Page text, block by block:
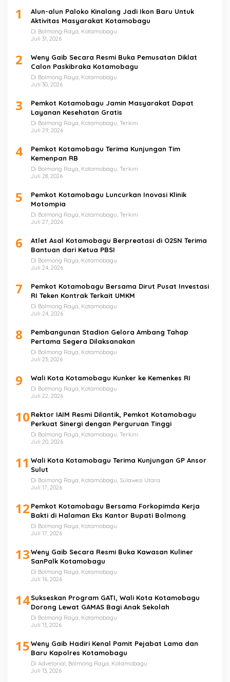
1
Alun-alun Paloko Kinalang Jadi Ikon Baru Untuk
Aktivitas Masyarakat Kotamobagu
Di Bolmong Raya, Kotamobagu
Juli 31, 2026
2
Weny Gaib Secara Resmi Buka Pemusatan Diklat
Calon Paskibraka Kotamobagu
Di Bolmong Raya, Kotamobagu
Juli 30, 2026
3
Pemkot Kotamobagu Jamin Masyarakat Dapat
Layanan Kesehatan Gratis
Di Bolmong Raya, Kotamobagu, Terkini
Juli 29, 2026
4
Pemkot Kotamobagu Terima Kunjungan Tim
Kemenpan RB
Di Bolmong Raya, Kotamobagu, Terkini
Juli 28, 2026
5
Pemkot Kotamobagu Luncurkan Inovasi Klinik
Motompia
Di Bolmong Raya, Kotamobagu, Terkini
Juli 27, 2026
6
Atlet Asal Kotamobagu Berpreatasi di O2SN Terima
Bantuan dari Ketua PBSI
Di Bolmong Raya, Kotamobagu
Juli 24, 2026
7
Pemkot Kotamobagu Bersama Dirut Pusat Investasi
RI Teken Kontrak Terkait UMKM
Di Bolmong Raya, Kotamobagu
Juli 24, 2026
8
Pembangunan Stadion Gelora Ambang Tahap
Pertama Segera Dilaksanakan
Di Bolmong Raya, Kotamobagu
Juli 23, 2026
9 Wali Kota Kotamobagu Kunker ke Kemenkes RI
Di Bolmong Raya, Kotamobagu
Juli 22, 2026
10 Rektor IAIM Resmi Dilantik, Pemkot Kotamobagu
Perkuat Sinergi dengan Perguruan Tinggi
Di Bolmong Raya, Kotamobagu, Terkini
Juli 20, 2026
11 Wali Kota Kotamobagu Terima Kunjungan GP Ansor
Sulut
Di Bolmong Raya, Kotamobagu, Sulawesi Utara
Juli 17, 2026
12 Pemkot Kotamobagu Bersama Forkopimda Kerja
Bakti di Halaman Eks Kantor Bupati Bolmong
Di Bolmong Raya, Kotamobagu
Juli 17, 2026
13Weny Gaib Secara Resmi Buka Kawasan Kuliner
SanPalk Kotamobagu
Di Bolmong Raya, Kotamobagu
Juli 16, 2026
14Sukseskan Program GATI, Wali Kota Kotamobagu
Dorong Lewat GAMAS Bagi Anak Sekolah
Di Bolmong Raya, Kotamobagu
Juli 13, 2026
15Weny Gaib Hadiri Kenal Pamit Pejabat Lama dan
Baru Kapolres Kotamobagu
Di Advetorial, Bolmong Raya, Kotamobagu
Juli 13, 2026